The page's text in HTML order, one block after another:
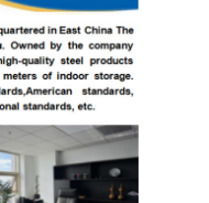
مادة الألمنيوم
مادة النحاس
لفائف الصلب المجلفن Ppgi